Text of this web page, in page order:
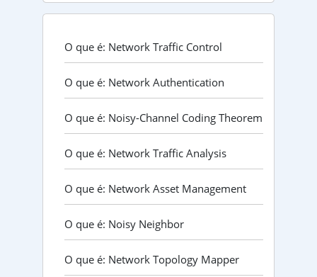
O que é: Network Traffic Control
O que é: Network Authentication
O que é: Noisy-Channel Coding Theorem
O que é: Network Traffic Analysis
O que é: Network Asset Management
O que é: Noisy Neighbor
O que é: Network Topology Mapper